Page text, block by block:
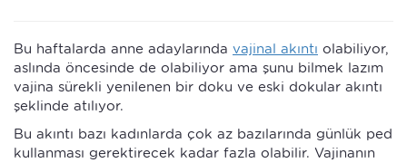
Bu haftalarda anne adaylarında vajinal akıntı olabiliyor,
aslında öncesinde de olabiliyor ama şunu bilmek lazım
vajina sürekli yenilenen bir doku ve eski dokular akıntı
şeklinde atılıyor.
Bu akıntı bazı kadınlarda çok az bazılarında günlük ped
kullanması gerektirecek kadar fazla olabilir. Vajinanın